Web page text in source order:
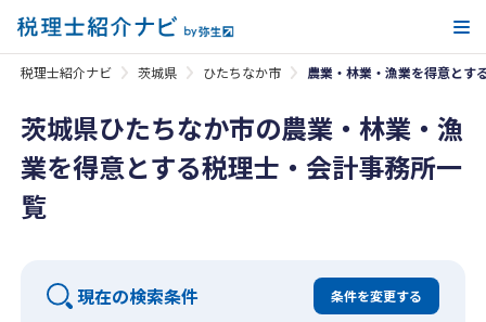
税理士紹介ナビ 茨城県 ひたちなか市 農業・林業・漁業を得意とす
茨城県ひたちなか市の農業・林業・漁
業を得意とする税理士・会計事務所一
覧
現在の検索条件 条件を変更する